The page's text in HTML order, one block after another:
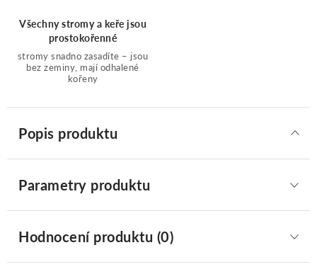
Všechny stromy a keře jsou
prostokořenné
stromy snadno zasadíte – jsou
bez zeminy, mají odhalené
kořeny
Popis produktu
Parametry produktu
Hodnocení produktu (0)